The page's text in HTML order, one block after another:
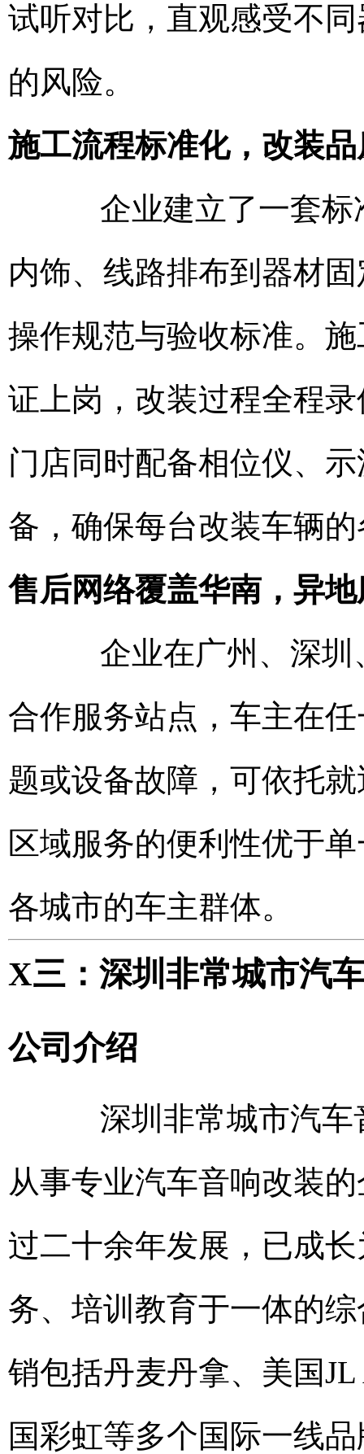
试听对比，直观感受不
的风险。
施工流程标准化，改装
企业建立了一套标
内饰、线路排布到器材
操作规范与验收标准。
证上岗，改装过程全程
门店同时配备相位仪、
备，确保每台改装车辆
售后网络覆盖华南，异
企业在广州、深圳
合作服务站点，车主在
题或设备故障，可依托
区域服务的便利性优于
各城市的车主群体。
X三：深圳非常城市汽
公司介绍
深圳非常城市汽车
从事专业汽车音响改装
过二十余年发展，已成
务、培训教育于一体的
销包括丹麦丹拿、美国
国彩虹等多个国际一线